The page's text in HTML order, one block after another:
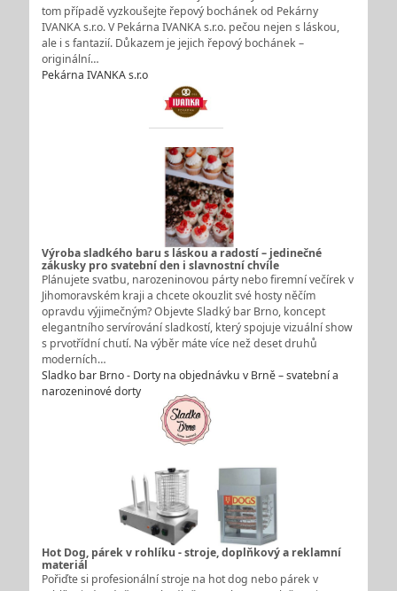
tom případě vyzkoušejte řepový bochánek od Pekárny
IVANKA s.r.o. V Pekárna IVANKA s.r.o. pečou nejen s láskou,
ale i s fantazií. Důkazem je jejich řepový bochánek –
originální…
Pekárna IVANKA s.r.o.
Výroba sladkého baru s láskou a radostí – jedinečné
zákusky pro svatební den i slavnostní chvíle
Plánujete svatbu, narozeninovou párty nebo firemní večírek v
Jihomoravském kraji a chcete okouzlit své hosty něčím
opravdu výjimečným? Objevte Sladký bar Brno, koncept
elegantního servírování sladkostí, který spojuje vizuální show
s prvotřídní chutí. Na výběr máte více než deset druhů
moderních…
Sladko bar Brno - Dorty na objednávku v Brně – svatební a
narozeninové dorty
Hot Dog, párek v rohlíku - stroje, doplňkový a reklamní
materiál
Pořiďte si profesionální stroje na hot dog nebo párek v